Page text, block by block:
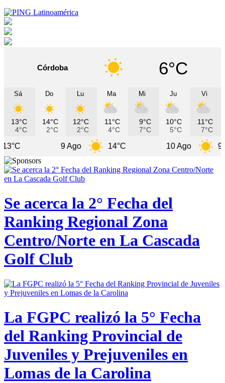
Córdoba 6°C
Sá
13°C
4°C
Do
14°C
2°C
Lu
12°C
2°C
Ma
11°C
4°C
Mi
9°C
7°C
Ju
10°C
5°C
Vi
11°C
7°C
14°C 9°C
Se acerca la 2° Fecha del
Ranking Regional Zona
Centro/Norte en La Cascada
Golf Club
La FGPC realizó la 5° Fecha
del Ranking Provincial de
Juveniles y Prejuveniles en
Lomas de la Carolina